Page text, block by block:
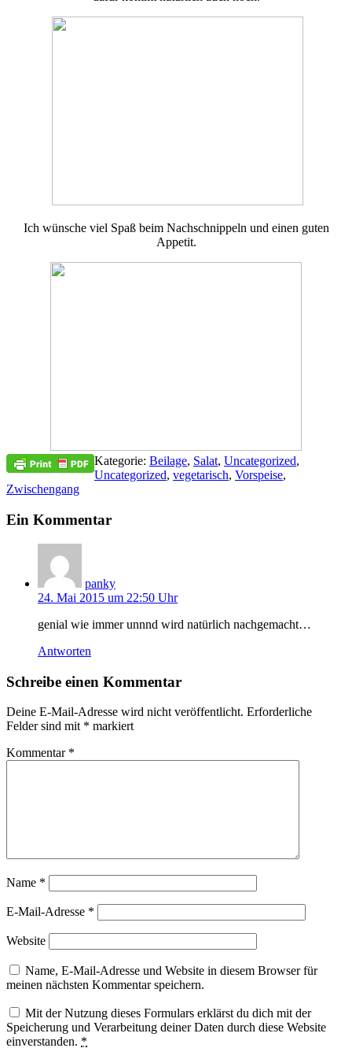
Ich wünsche viel Spaß beim Nachschnippeln und einen guten
Appetit.
Kategorie: Beilage, Salat, Uncategorized,
Uncategorized, vegetarisch, Vorspeise,
Zwischengang
Ein Kommentar
panky
24. Mai 2015 um 22:50 Uhr
genial wie immer unnnd wird natürlich nachgemacht…
Antworten
Schreibe einen Kommentar
Deine E-Mail-Adresse wird nicht veröffentlicht. Erforderliche
Felder sind mit * markiert
Kommentar *
Name *
E-Mail-Adresse *
Website
Name, E-Mail-Adresse und Website in diesem Browser für
meinen nächsten Kommentar speichern.
Mit der Nutzung dieses Formulars erklärst du dich mit der
Speicherung und Verarbeitung deiner Daten durch diese Website
einverstanden. *